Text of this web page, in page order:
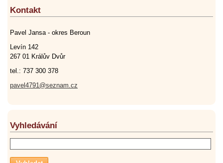
Kontakt
Pavel Jansa - okres Beroun
Levín 142
267 01 Králův Dvůr
tel.: 737 300 378
pavel4791@seznam.cz
Vyhledávání